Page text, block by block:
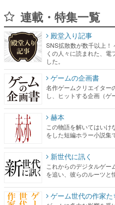
連載・特集一覧
殿堂入り記事
SNS拡散数が数千以上！
くの人々に読まれた、電
した。
ゲームの企画書
名作ゲームクリエイター
し、ヒットする企画（ゲ
赫本
この物語を解いてはい
をした短編ホラー小説集
新世代に訊く
これからのデジタルゲ
を追い、彼らのルーツと
ゲーム世代の作家た